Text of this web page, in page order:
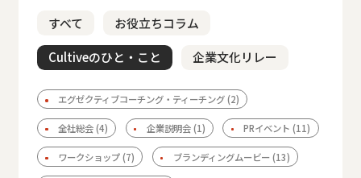
すべて お役立ちコラム
Cultiveのひと・こと 企業文化リレー
エグゼクティブコーチング・ティーチング(2)
全社総会(4) 企業説明会(1) PRイベント(11)
ワークショップ(7) ブランディングムービー(13)